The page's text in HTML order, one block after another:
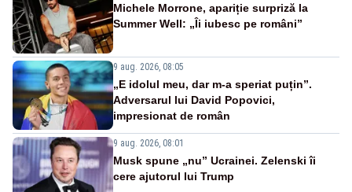
Michele Morrone, apariție surpriză la
Summer Well: „Îi iubesc pe români”
9 aug. 2026, 08:05
„E idolul meu, dar m-a speriat puțin”.
Adversarul lui David Popovici,
impresionat de român
9 aug. 2026, 08:01
Musk spune „nu” Ucrainei. Zelenski îi
cere ajutorul lui Trump